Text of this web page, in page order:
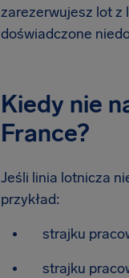
zarezerwujesz lot z
doświadczone
Kiedy nie
France?
Jeśli linia lotnicza
przykład:
strajku
strajku